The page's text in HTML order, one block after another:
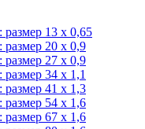
13 х 0,65
20 х 0,9
27 х 0,9
34 х 1,1
41 х 1,3
54 х 1,6
67 х 1,6